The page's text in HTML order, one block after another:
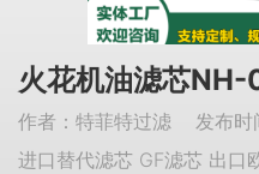
火花机油滤芯
作者：特菲特过滤 发布时
进口替代滤芯 GF滤芯 出口